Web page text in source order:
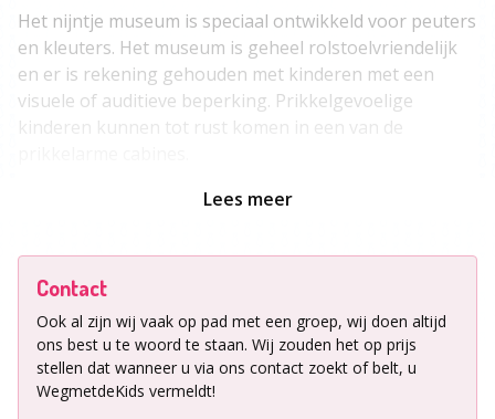
Het nijntje museum is speciaal ontwikkeld voor peuters
en kleuters. Het museum is geheel rolstoelvriendelijk
en er is rekening gehouden met kinderen met een
visuele of auditieve beperking. Prikkelgevoelige
kinderen kunnen tot rust komen in een van de
Er worden regelmatig activiteiten in het museum
en elke 2 weken meertalig voorgelezen en vindt er een
aantal keer per jaar een prikkelarme ochtend plaats.
Vergeet ook niet een bezoekje te brengen aan het
nijntje museumcafé en de museumwinkel aan de
overkant van de straat.
Lees meer
Contact
Ook al zijn wij vaak op pad met een groep, wij doen altijd
ons best u te woord te staan. Wij zouden het op prijs
stellen dat wanneer u via ons contact zoekt of belt, u
WegmetdeKids vermeldt!